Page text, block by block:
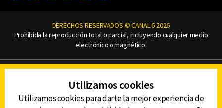
DERECHOS RESERVADOS © CANAL 6 2026
Prohibida la reproducción total o parcial, incluyendo cualquier medio
electrónico o magnético.
AVISO DE PRIVACIDAD
DEFENSORÍA DE LAS AUDIENCIAS
Utilizamos cookies
Utilizamos cookies para darte la mejor experiencia de